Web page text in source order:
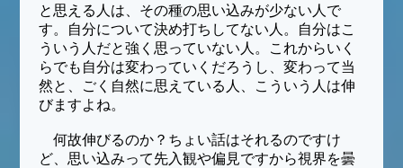
と思える人は、その種の思い込みが少ない人で
す。自分について決め打ちしてない人。自分はこ
ういう人だと強く思っていない人。これからいく
らでも自分は変わっていくだろうし、変わって当
然と、ごく自然に思えている人、こういう人は伸
びますよね。
何故伸びるのか？ちょい話はそれるのですけ
ど、思い込みって先入観や偏見ですから視界を曇